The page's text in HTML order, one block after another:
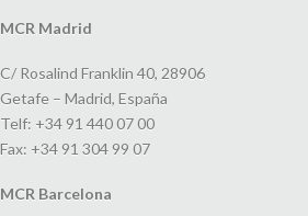
MCR Madrid
C/ Rosalind Franklin 40, 28906
Getafe – Madrid, España
Telf: +34 91 440 07 00
Fax: +34 91 304 99 07
MCR Barcelona